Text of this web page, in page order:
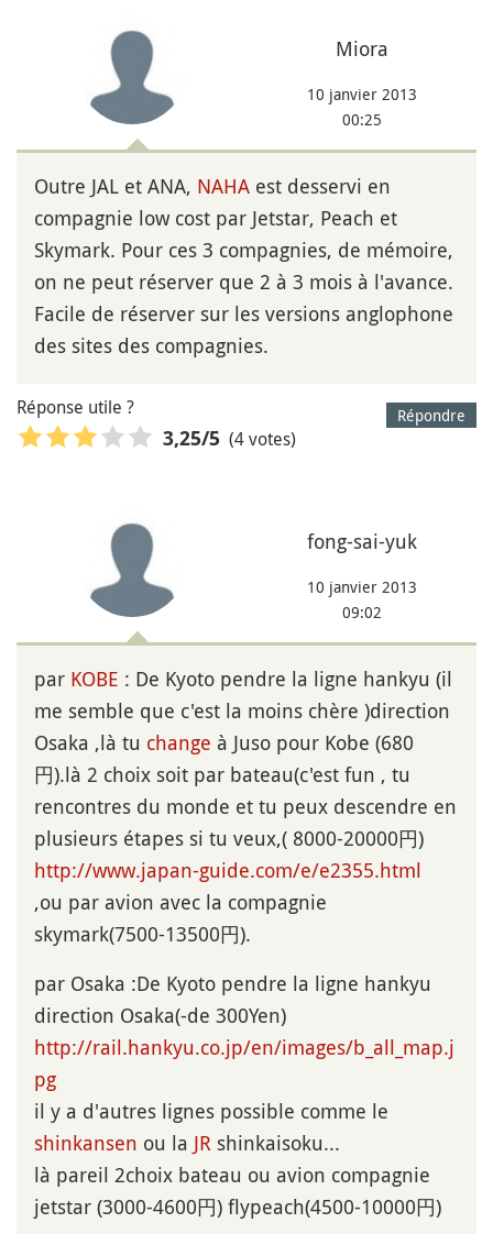
Miora
10 janvier 2013
00:25
Outre JAL et ANA, NAHA est desservi en
compagnie low cost par Jetstar, Peach et
Skymark. Pour ces 3 compagnies, de mémoire,
on ne peut réserver que 2 à 3 mois à l'avance.
Facile de réserver sur les versions anglophone
des sites des compagnies.
Répondre
Réponse utile ?
3,25/5 (4 votes)
fong-sai-yuk
10 janvier 2013
09:02
par KOBE : De Kyoto pendre la ligne hankyu (il
me semble que c'est la moins chère )direction
Osaka ,là tu change à Juso pour Kobe (680
円).là 2 choix soit par bateau(c'est fun , tu
rencontres du monde et tu peux descendre en
plusieurs étapes si tu veux,( 8000-20000円)
http://www.japan-guide.com/e/e2355.html
,ou par avion avec la compagnie
skymark(7500-13500円).
par Osaka :De Kyoto pendre la ligne hankyu
direction Osaka(-de 300Yen)
http://rail.hankyu.co.jp/en/images/b_all_map.j
pg
il y a d'autres lignes possible comme le
shinkansen ou la JR shinkaisoku...
là pareil 2choix bateau ou avion compagnie
jetstar (3000-4600円) flypeach(4500-10000円)